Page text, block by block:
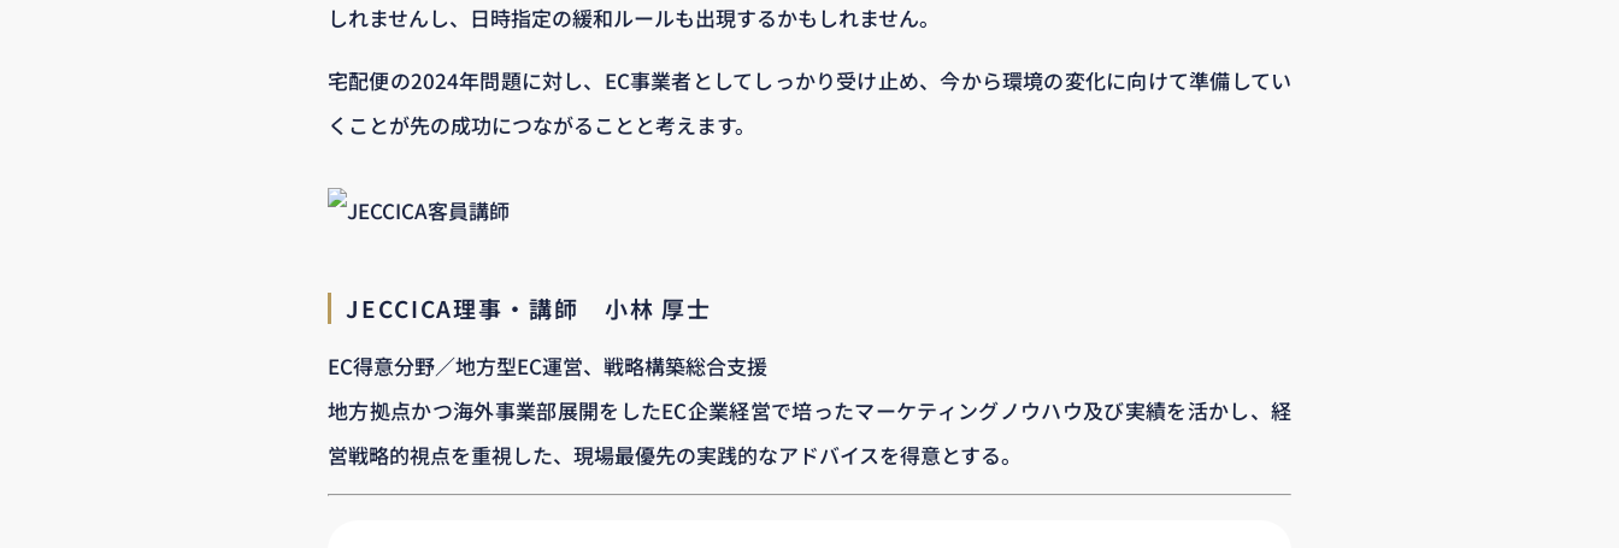
しれませんし、日時指定の緩和ルールも出現するかもしれません。
宅配便の2024年問題に対し、EC事業者としてしっかり受け止め、今から環境の変化に向けて準備してい
くことが先の成功につながることと考えます。
JECCICA理事・講師 小林 厚士
EC得意分野／地方型EC運営、戦略構築総合支援
地方拠点かつ海外事業部展開をしたEC企業経営で培ったマーケティングノウハウ及び実績を活かし、経
営戦略的視点を重視した、現場最優先の実践的なアドバイスを得意とする。